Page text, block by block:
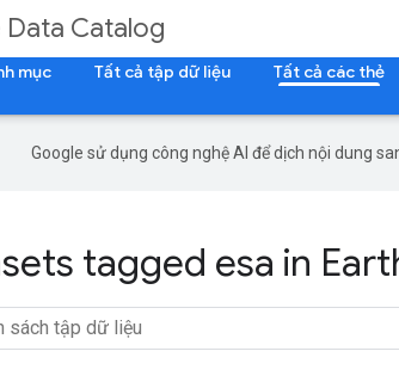
Data Catalog
mục Tất cả tập dữ liệu Tất cả các thẻ
Google sử dụng công nghệ AI để dịch nội dung
tagged esa in